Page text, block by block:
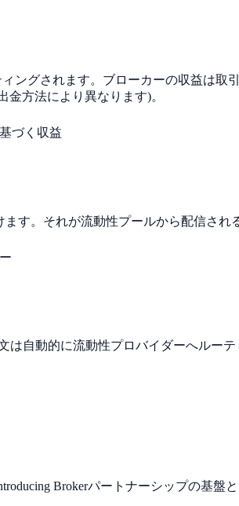
ングされます。ブローカーの収益は
方法により異なります)。
づく収益
す。それが流動性プールから配信され
は自動的に流動性プロバイダーへルー
Brokerパートナーシップの基盤